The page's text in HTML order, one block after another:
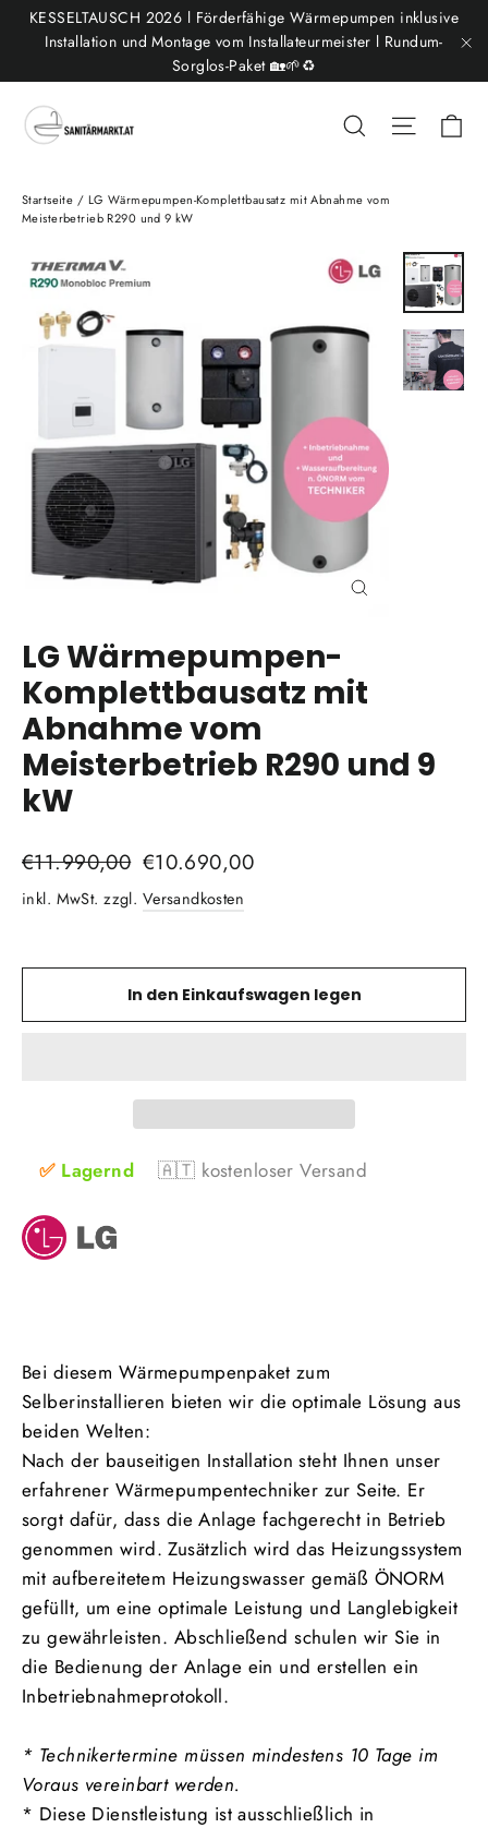
DirektKESSELTAUSCH 2026 l Förderfähige Wärmepumpen inklusive
Installation und Montage vom Installateurmeister l Rundum-
Sorglos-Paket 🏡🌱♻️
Suche
Startseite / LG Wärmepumpen-Komplettbausatz mit Abnahme vom
Meisterbetrieb R290 und 9 kW
LG Wärmepumpen-
Komplettbausatz mit
Abnahme vom
Meisterbetrieb R290 und 9
kW
Normaler
Preis
€11.990,00 Sonderpreis
€10.690,00
inkl. MwSt. zzgl. Versandkosten
In den Einkaufswagen legen
✅ Lagernd 🇦🇹 kostenloser Versand
Bei diesem Wärmepumpenpaket zum
Selberinstallieren bieten wir die optimale Lösung aus
beiden Welten:
Nach der bauseitigen Installation steht Ihnen unser
erfahrener Wärmepumpentechniker zur Seite. Er
sorgt dafür, dass die Anlage fachgerecht in Betrieb
genommen wird. Zusätzlich wird das Heizungssystem
mit aufbereitetem Heizungswasser gemäß ÖNORM
gefüllt, um eine optimale Leistung und Langlebigkeit
zu gewährleisten. Abschließend schulen wir Sie in
die Bedienung der Anlage ein und erstellen ein
Inbetriebnahmeprotokoll.
* Technikertermine müssen mindestens 10 Tage im
Voraus vereinbart werden.
* Diese Dienstleistung ist ausschließlich in